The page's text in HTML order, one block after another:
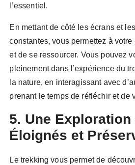
l’essentiel.
En mettant de côté les écrans et
constantes, vous permettez à
et de se ressourcer. Vous pouvez
pleinement dans l’expérience du
la nature, en interagissant avec
prenant le temps de réfléchir et de
5. Une
Éloignés et
Le trekking vous permet de